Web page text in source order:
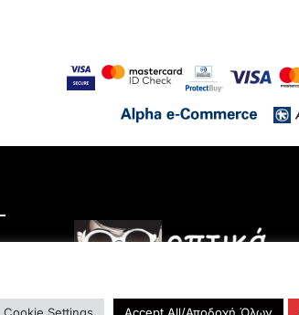
Cookie Settings Accept All/Αποδοχή Όλων